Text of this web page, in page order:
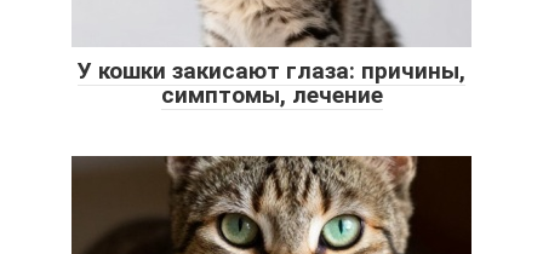
У кошки закисают глаза: причины,
симптомы, лечение